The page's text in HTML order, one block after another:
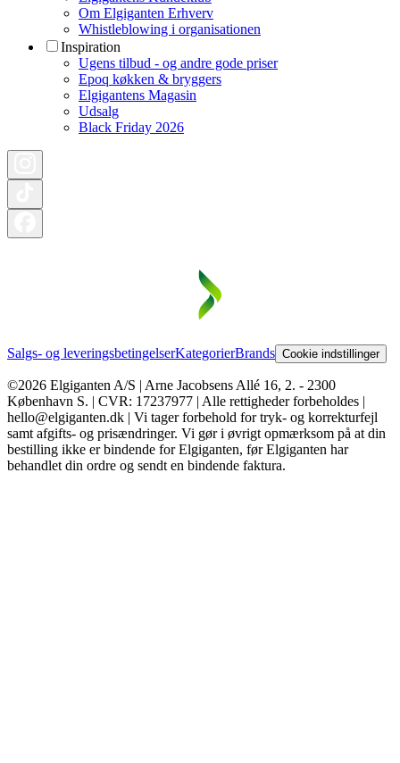
Om Elgiganten Erhverv
Whistleblowing i organisationen
Inspiration
Ugens tilbud - og andre gode priser
Epoq køkken & bryggers
Elgigantens Magasin
Udsalg
Black Friday 2026
Salgs- og leveringsbetingelserKategorierBrands Cookie indstillinger
©2026 Elgiganten A/S | Arne Jacobsens Allé 16, 2. - 2300
København S. | CVR: 17237977 | Alle rettigheder forbeholdes |
hello@elgiganten.dk | Vi tager forbehold for tryk- og korrekturfejl
samt afgifts- og prisændringer. Vi gør i øvrigt opmærksom på at din
bestilling ikke er bindende for Elgiganten, før Elgiganten har
behandlet din ordre og sendt en bindende faktura.